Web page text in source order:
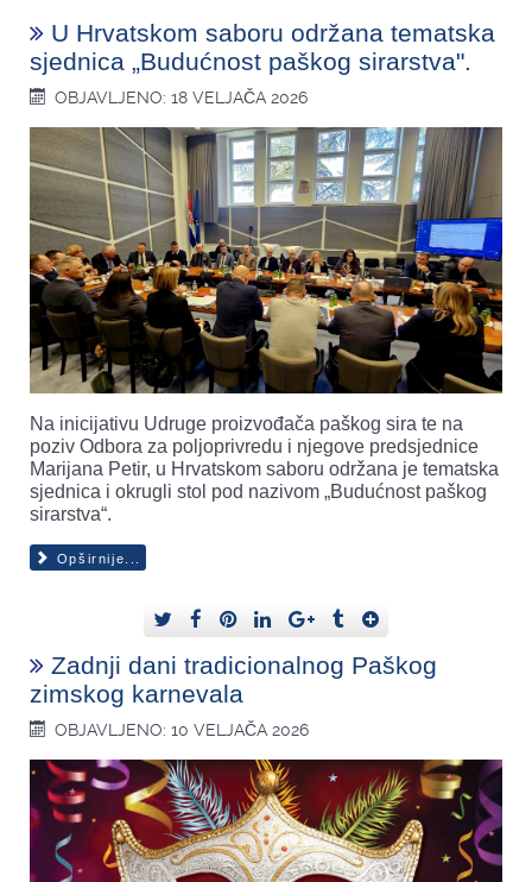
U Hrvatskom saboru održana tematska
sjednica „Budućnost paškog sirarstva".
OBJAVLJENO: 18 VELJAČA 2026
Na inicijativu Udruge proizvođača paškog sira te na
poziv Odbora za poljoprivredu i njegove predsjednice
Marijana Petir, u Hrvatskom saboru održana je tematska
sjednica i okrugli stol pod nazivom „Budućnost paškog
sirarstva“.
Opširnije...
Zadnji dani tradicionalnog Paškog
zimskog karnevala
OBJAVLJENO: 10 VELJAČA 2026